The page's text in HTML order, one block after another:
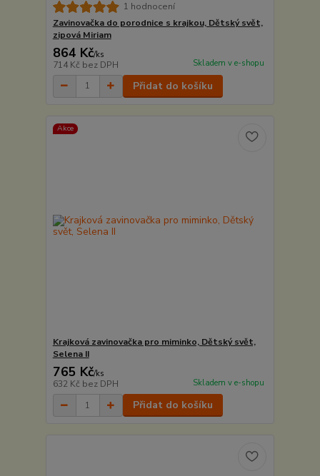
1 hodnocení
Zavinovačka do porodnice s krajkou, Dětský svět,
zipová Miriam
864 Kč/ks
714 Kč bez DPH Skladem v e-shopu
Přidat do košíku
Akce
Krajková zavinovačka pro miminko, Dětský svět,
Selena II
765 Kč/ks
632 Kč bez DPH Skladem v e-shopu
Přidat do košíku